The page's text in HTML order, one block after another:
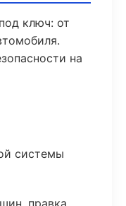
ключ: от
на
системы
правка